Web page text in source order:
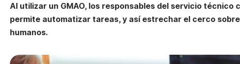
Al utilizar un GMAO, los responsables del servicio
permite automatizar tareas, y así estrechar el cerco
humanos.